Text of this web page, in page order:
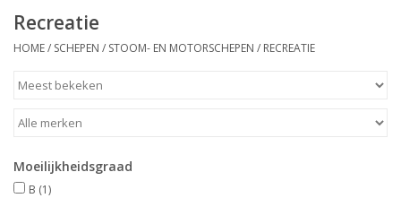
Houtbouw
Scenery
Documentatie
Recreatie
HOME/ SCHEPEN / STOOM- EN MOTORSCHEPEN / RECREATIE
Moeilijkheidsgraad
B (1)